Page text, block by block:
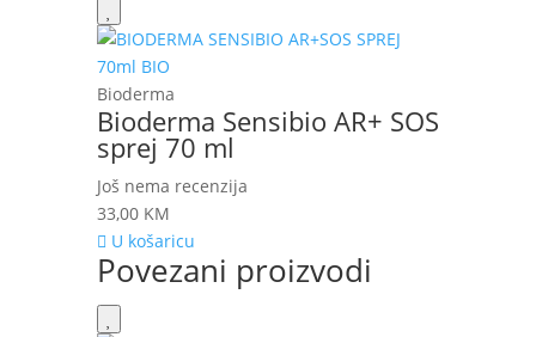
Bioderma
Bioderma Sensibio AR+ SOS
sprej 70 ml
Još nema recenzija
33,00 KM
U košaricu
Povezani proizvodi